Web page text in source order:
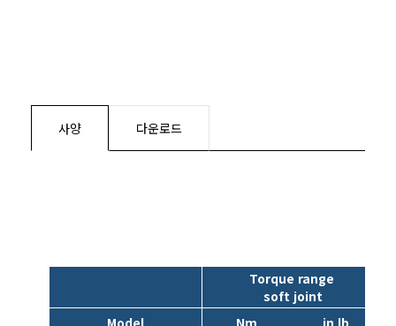
사양 다운로드
Torque range
soft joint